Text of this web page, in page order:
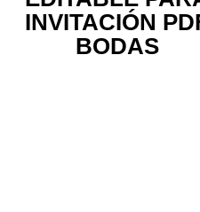
INVITACIÓN
BODAS